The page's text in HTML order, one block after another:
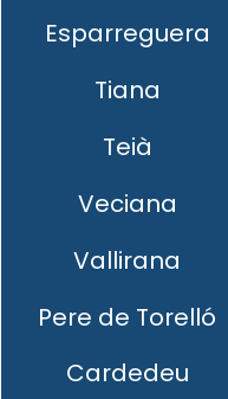
Esparreguera
Tiana
Teià
Veciana
Vallirana
Pere de Torelló
Cardedeu